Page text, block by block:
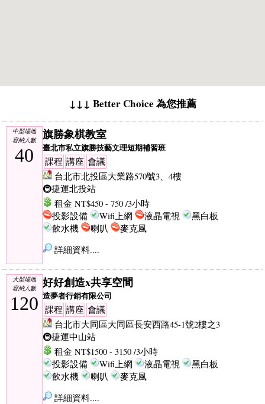
↓↓↓ Better Choice 為您推薦
中型場地
容納人數
40
旗勝象棋教室
臺北市私立旗勝技藝文理短期補習班
課程 講座 會議
台北市北投區大業路570號3、4樓
🚇捷運北投站
租金 NT$450 - 750 /3小時
投影設備
Wifi上網 液晶電視
黑白板
飲水機
喇叭
麥克風
詳細資料....
大型場地
容納人數
120
好好創造x共享空間
造夢者行銷有限公司
課程 講座 會議
台北市大同區大同區長安西路45-1號2樓之3
🚇捷運中山站
租金 NT$1500 - 3150 /3小時
投影設備
Wifi上網 液晶電視
黑白板
飲水機
喇叭
麥克風
詳細資料....